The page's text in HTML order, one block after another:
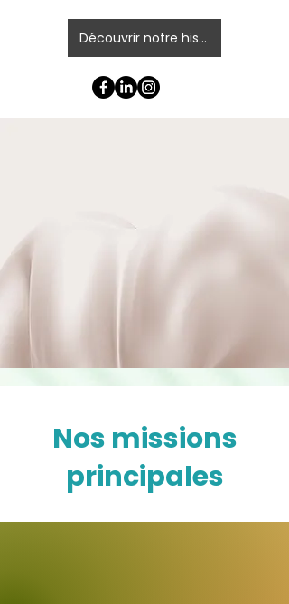
Découvrir notre histoire et nos
Nos missions
principales